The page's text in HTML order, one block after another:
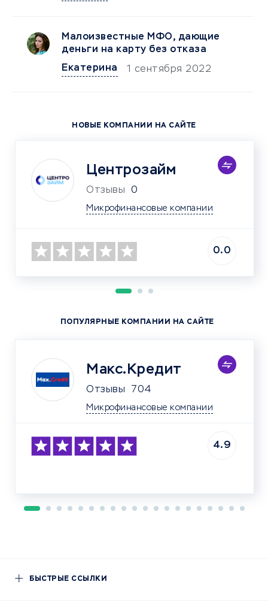
Малоизвестные МФО, дающие
деньги на карту без отказа
Екатерина
1 сентября 2022
НОВЫЕ КОМПАНИИ НА САЙТЕ
Центрозайм
Отзывы 0
Микрофинансовые компании
0.0
ПОПУЛЯРНЫЕ КОМПАНИИ НА САЙТЕ
Макс.Кредит
Отзывы 704
Микрофинансовые компании
4.9
БЫСТРЫЕ ССЫЛКИ